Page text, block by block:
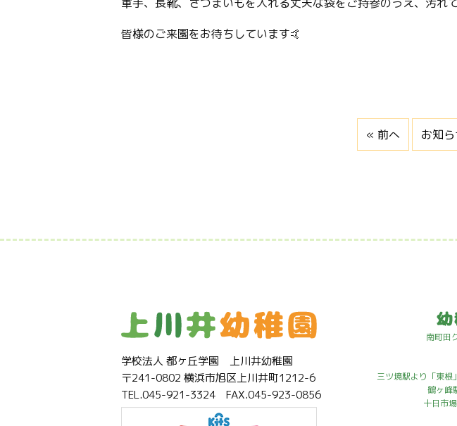
皆様のご来園をお待ちしています🤙
« 前へ お知
学校法人 都ヶ丘学園 上川井幼稚園
〒241-0802 横浜市旭区上川井町1212-6
TEL.045-921-3324 FAX.045-923-0856
南町田
三ツ境駅より「東根
鶴ヶ峰
十日市